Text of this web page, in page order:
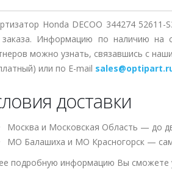
Honda DECOO 344274 52611-
Информацию по наличию на
можно узнать, связавшись с
или по E-mail
доставки
Москва и Московская Область — до
МО Балашиха и МО Красногорск —
подробную информацию Вы сможете